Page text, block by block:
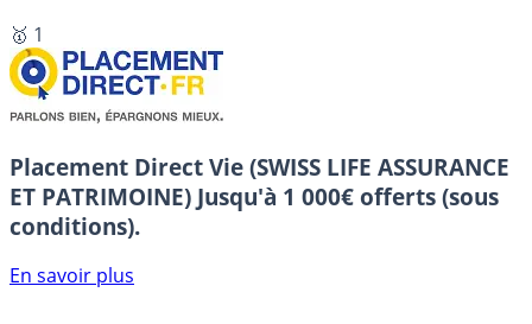
🥇 1
Placement Direct Vie (SWISS LIFE ASSURANCE
ET PATRIMOINE) Jusqu'à 1 000€ offerts (sous
conditions).
En savoir plus